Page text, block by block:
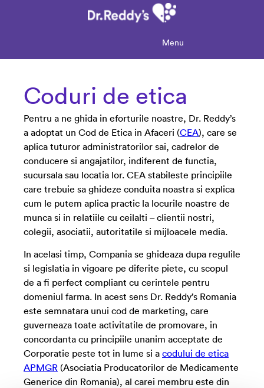
Menu
Coduri de etica
Pentru a ne ghida in eforturile noastre, Dr. Reddy’s
a adoptat un Cod de Etica in Afaceri (CEA), care se
aplica tuturor administratorilor sai, cadrelor de
conducere si angajatilor, indiferent de functia,
sucursala sau locatia lor. CEA stabileste principiile
care trebuie sa ghideze conduita noastra si explica
cum le putem aplica practic la locurile noastre de
munca si in relatiile cu ceilalti – clientii nostri,
colegii, asociatii, autoritatile si mijloacele media.
In acelasi timp, Compania se ghideaza dupa regulile
si legislatia in vigoare pe diferite piete, cu scopul
de a fi perfect compliant cu cerintele pentru
domeniul farma. In acest sens Dr. Reddy’s Romania
este semnatara unui cod de marketing, care
guverneaza toate activitatile de promovare, in
concordanta cu principiile unanim acceptate de
Corporatie peste tot in lume si a codului de etica
APMGR (Asociatia Producatorilor de Medicamente
Generice din Romania), al carei membru este din